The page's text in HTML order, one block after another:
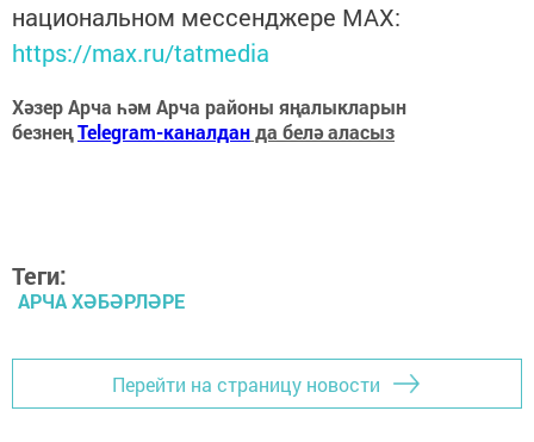
национальном мессенджере MАХ:
https://max.ru/tatmedia
Хәзер Арча һәм Арча районы яңалыкларын
безнеңTelegram-каналданда белә аласыз
Теги:
АРЧА ХӘБӘРЛӘРЕ
Перейти на страницу новости